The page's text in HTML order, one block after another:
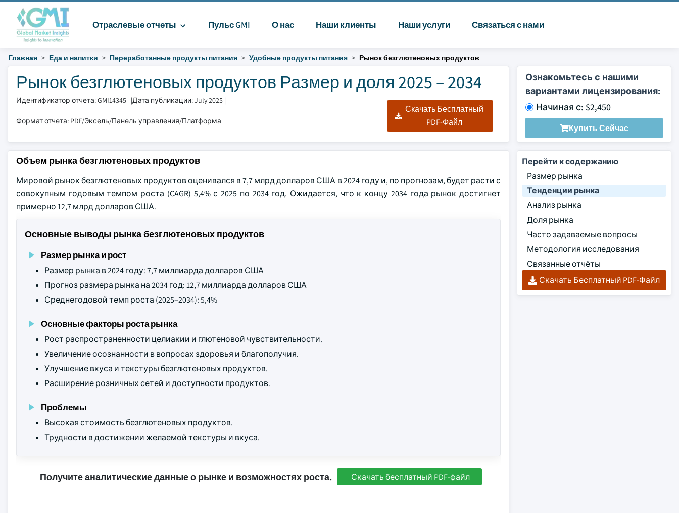
Отраслевые отчеты Пульс GMI О нас Наши клиенты Наши услуги Связаться с нами
Главная Еда и напитки Переработанные продукты питания Удобные продукты питания Рынок безглютеновых продуктов
Рынок безглютеновых продуктов Размер и доля 2025 – 2034
Идентификатор отчета: GMI14345 |Дата публикации: July 2025 |
Формат отчета: PDF/Эксель/Панель управления/Платформа
Скачать Бесплатный
PDF-Файл
Ознакомьтесь с нашими
вариантами лицензирования:
Начиная с: $2,450
Купить Сейчас
Объем рынка безглютеновых продуктов
Мировой рынок безглютеновых продуктов оценивался в 7,7 млрд долларов США в 2024 году и, по прогнозам, будет расти с
совокупным годовым темпом роста (CAGR) 5,4% с 2025 по 2034 год. Ожидается, что к концу 2034 года рынок достигнет
примерно 12,7 млрд долларов США.
Основные выводы рынка безглютеновых продуктов
Размер рынка и рост
Размер рынка в 2024 году: 7,7 миллиарда долларов США
Прогноз размера рынка на 2034 год: 12,7 миллиарда долларов США
Среднегодовой темп роста (2025–2034): 5,4%
Основные факторы роста рынка
Рост распространенности целиакии и глютеновой чувствительности.
Увеличение осознанности в вопросах здоровья и благополучия.
Улучшение вкуса и текстуры безглютеновых продуктов.
Расширение розничных сетей и доступности продуктов.
Проблемы
Высокая стоимость безглютеновых продуктов.
Трудности в достижении желаемой текстуры и вкуса.
Получите аналитические данные о рынке и возможностях роста. Скачать бесплатный PDF-файл
Перейти к содержанию
Размер рынка
Тенденции рынка
Анализ рынка
Доля рынка
Часто задаваемые вопросы
Методология исследования
Связанные отчёты
Скачать Бесплатный PDF-Файл